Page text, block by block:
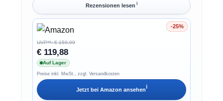
Rezensionen lesen ℹ︎
-25%
Ersparnis 25%
UVP**: € 159,99
€ 119,88
Auf Lager
Preise inkl. MwSt., zzgl. Versandkosten
Jetzt bei Amazon ansehenℹ︎